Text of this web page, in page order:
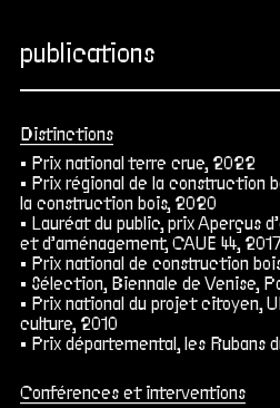
publications
Distinctions
Prix national terre crue, 2022
Prix régional de la construction
la construction bois, 2020
Lauréat du public, prix Aperçus
et d’aménagement, CAUE 44,
Prix national de construction
Sélection, Biennale de Venise,
Prix national du projet citoyen,
culture, 2010
Prix départemental, les Rubans
Conférences et interventions